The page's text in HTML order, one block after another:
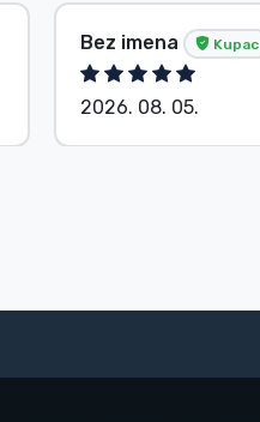
Bez imena Kupac
2026. 08. 05.